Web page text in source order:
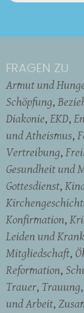
FRAGEN ZU
Armut und
Schöpfung
Diakonie EKD
und Atheismus
Vertreibung
Gesundheit und
Gottesdienst
Konfirmation
Leiden und
Mitgliedschaft
Reformation
Trauer Trauung
und Arbeit